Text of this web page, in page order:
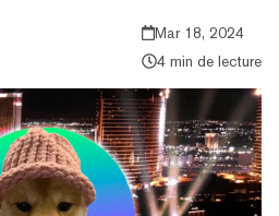
Mar 18, 2024
4 min de lecture